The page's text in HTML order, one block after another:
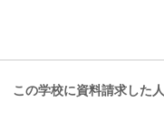
この学校に資料請求した